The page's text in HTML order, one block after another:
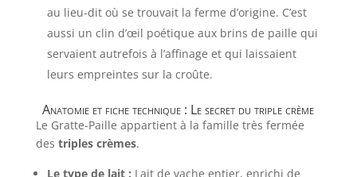
au lieu-dit où se trouvait la ferme d’origine. C’est
aussi un clin d’œil poétique aux brins de paille qui
servaient autrefois à l’affinage et qui laissaient
leurs empreintes sur la croûte.
Anatomie et fiche technique : Le secret du triple crème
Le Gratte-Paille appartient à la famille très fermée
des triples crèmes.
Le type de lait : Lait de vache entier, enrichi de